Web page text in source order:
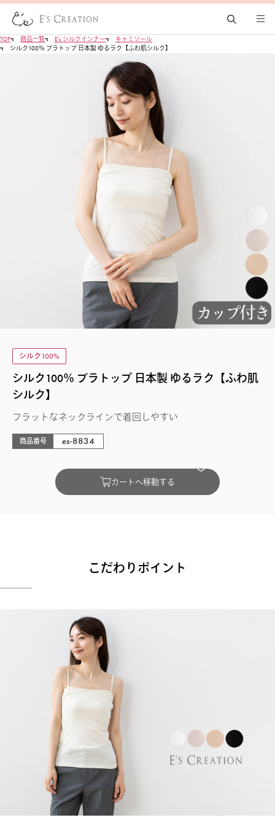
TOP 商品一覧 E's シルクインナー
キャミソール
シルク100％ ブラトップ 日本製 ゆるラク【ふわ肌シルク】
シルク100%
シルク100％ ブラトップ 日本製 ゆるラク【ふわ肌
シルク】
フラットなネックラインで着回しやすい
商品番号 es-8834
カートへ移動する
こだわりポイント